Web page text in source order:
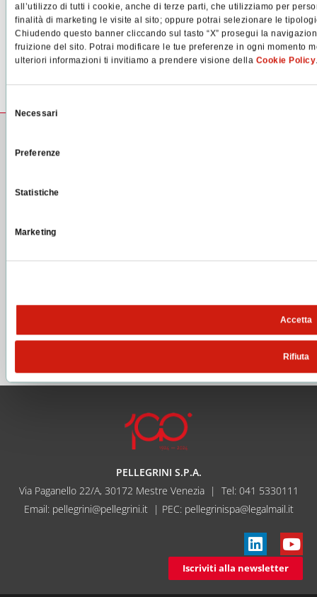
all’utilizzo di tutti i cookie, anche di terze parti, che utilizziamo per
finalità di marketing le visite al sito; oppure potrai selezionare le
Chiudendo questo banner cliccando sul tasto “X” prosegui la
fruizione del sito. Potrai modificare le tue preferenze in ogni momento
ulteriori informazioni ti invitiamo a prendere visione della Cookie Policy
delNecessari
Preferenze
Statistiche
Marketing
Accetta
Rifiuta
dell'azienda
del 90° anniversario
Collegati al nostro canale YouTube
PELLEGRINI S.P.A.
Via Paganello 22/A, 30172 Mestre Venezia | Tel: 041 5330111
Email: pellegrini@pellegrini.it| PEC: pellegrinispa@legalmail.it
Iscriviti alla newsletter